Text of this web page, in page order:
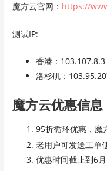
魔方云官网： https://
测试IP:
香港：103.107.8.3
洛杉矶：
魔方云优惠信息
95折循环优惠，魔
老用户可发送工单
优惠时间截止到6